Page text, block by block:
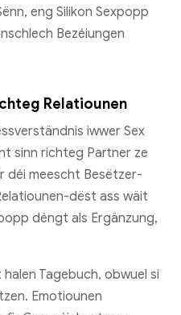
eng Silikon Sexpopp
Bezéiungen
Relatiounen
iwwer Sex
sinn richteg Partner ze
déi meescht Besëtzer-
dëst ass wäit
déngt als Ergänzung,
Tagebuch, obwuel si
Emotiounen